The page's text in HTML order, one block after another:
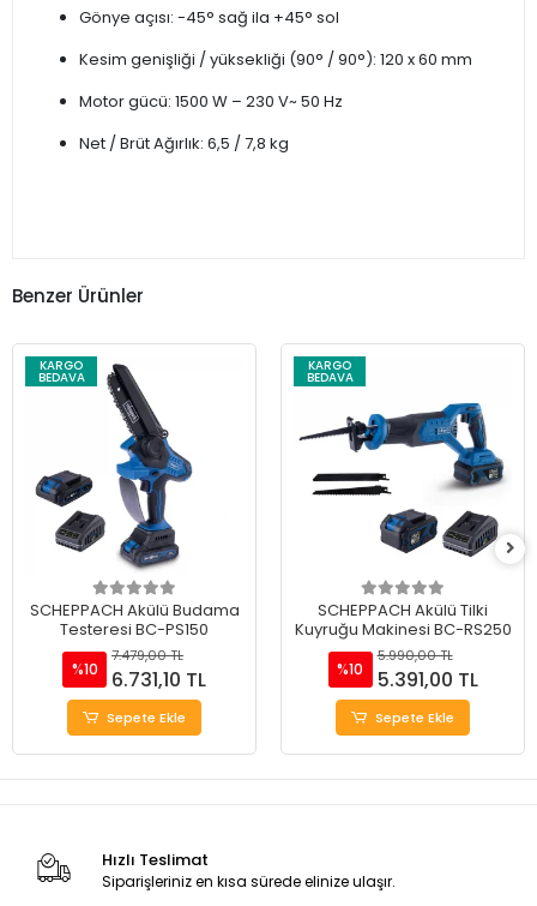
Gönye açısı: -45° sağ ila +45° sol
Kesim genişliği / yüksekliği (90° / 90°): 120 x 60 mm
Motor gücü: 1500 W – 230 V~ 50 Hz
Net / Brüt Ağırlık: 6,5 / 7,8 kg
Benzer Ürünler
KARGO
BEDAVA
SCHEPPACH Akülü Budama
Testeresi BC-PS150
%10
7.479,00 TL
6.731,10 TL
Sepete Ekle
KARGO
BEDAVA
SCHEPPACH Akülü Tilki
Kuyruğu Makinesi BC-RS250
%10
5.990,00 TL
5.391,00 TL
Sepete Ekle
Hızlı Teslimat
Siparişleriniz en kısa sürede elinize ulaşır.